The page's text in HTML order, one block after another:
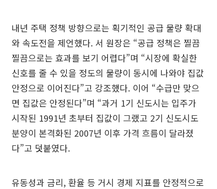
내년 주택 정책 방향으로는 획기적인 공급 물량 확대
와 속도전을 제언했다. 서 원장은 “공급 정책은 찔끔
찔끔으로는 효과를 보기 어렵다”며 “시장에 확실한
신호를 줄 수 있을 정도의 물량이 동시에 나와야 집값
안정으로 이어진다”고 강조했다. 이어 “수급만 맞으
면 집값은 안정된다”며 “과거 1기 신도시는 입주가
시작된 1991년 초부터 집값이 그랬고 2기 신도시도
분양이 본격화된 2007년 이후 가격 흐름이 달라졌
다”고 덧붙였다.
유동성과 금리, 환율 등 거시 경제 지표를 안정적으로